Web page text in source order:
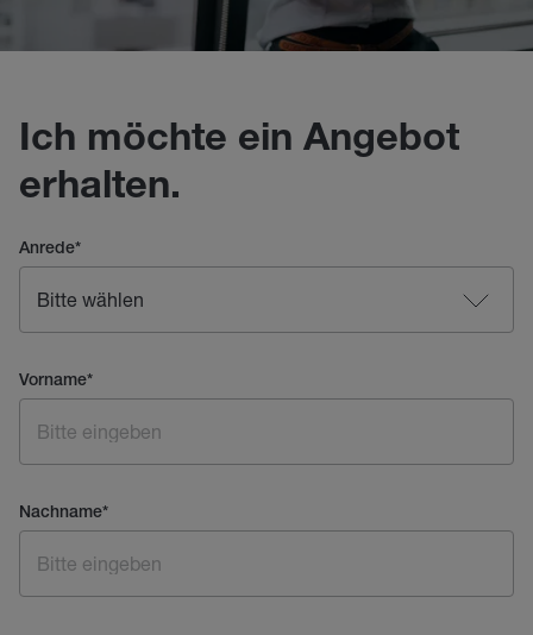
Ich möchte ein Angebot
erhalten.
Anrede*
Vorname*
Nachname*